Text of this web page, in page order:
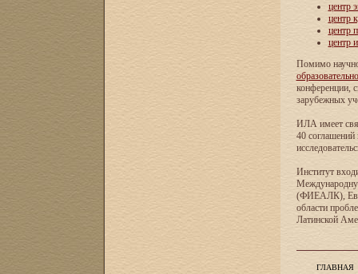
центр
центр
центр
центр
Помимо
конференции,
зарубежных
ИЛА имеет
40 соглашений
Институт
(ФИЕАЛК),
области
Латинской
ГЛАВНАЯ